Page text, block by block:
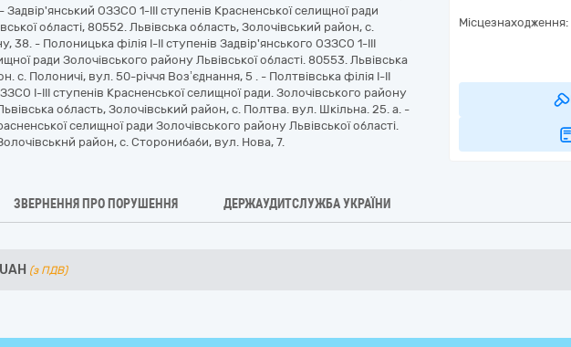
Задвір'янський ОЗЗСО 1-III ступенів Красненської селищної ради
області, 80552. Львівська область, Золочівський район, с.
38. - Полоницька філія І-ІІ ступенів Задвір'янського ОЗЗСО 1-III
ради Золочівського району Львівської області. 80553. Львівська
с. Полоничі, вул. 50-річчя Воз’єднання, 5 . - Полтвівська філія І-ІІ
І-ІІІ ступенів Красненської селищної ради. Золочівського району
область, Золочівський район, с. Полтва. вул. Шкільна. 25. а. -
селищної ради Золочівського району Львівської області.
район, с. Сторонибаби, вул. Нова, 7.
Місцезнаходження:
ЗВЕРНЕННЯ ПРО ПОРУШЕННЯ ДЕРЖАУДИТСЛУЖБА УКРАЇНИ
UAH (з ПДВ)